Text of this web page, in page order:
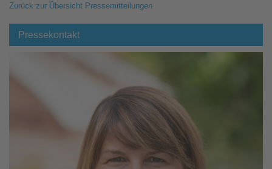
Zurück zur Übersicht Pressemitteilungen
Pressekontakt